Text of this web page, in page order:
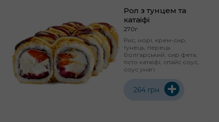
Рол з тунцем та
катаіфі
270г
Рис, норі, крем-сир,
тунець, перець
болгарський, сир фета,
тісто катаіфі, спайс соус,
соус унагі
264 грн +